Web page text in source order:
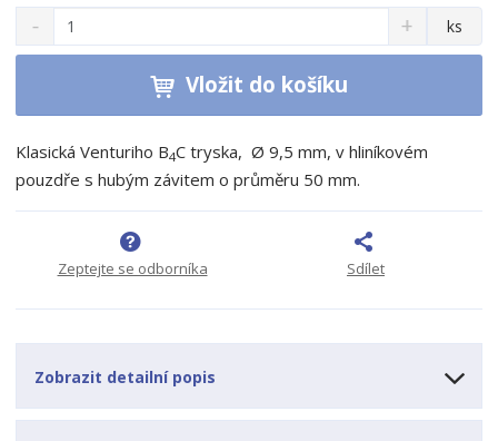
m
i
p
o
č
N
a
v
t
o
v
n
í
m
n
o
ž
í
ks
Vložit do košíku
Klasická Venturiho B4C tryska, Ø 9,5 mm, v hliníkovém
pouzdře s hubým závitem o průměru 50 mm.
Zeptejte se odborníka Sdílet
Zobrazit detailní popis